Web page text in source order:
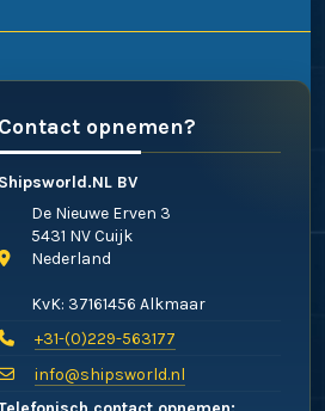
Contact opnemen?
Shipsworld.NL BV
De Nieuwe Erven 3
5431 NV Cuijk
Nederland
KvK: 37161456 Alkmaar
+31-(0)229-563177
info@shipsworld.nl